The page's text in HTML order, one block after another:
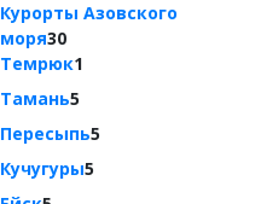
Курорты Азовского
моря30
Темрюк1
Тамань5
Пересыпь5
Кучугуры5